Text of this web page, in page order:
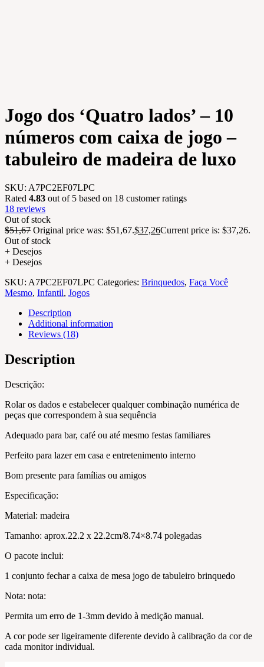
Jogo dos ‘Quatro lados’ – 10
números com caixa de jogo –
tabuleiro de madeira de luxo
SKU: A7PC2EF07LPC
Rated 4.83 out of 5 based on 18 customer ratings
18 reviews
Out of stock
$51,67 Original price was: $51,67.$37,26Current price is: $37,26.
Out of stock
+ Desejos
+ Desejos
SKU: A7PC2EF07LPC Categories: Brinquedos, Faça Você
Mesmo, Infantil, Jogos
Description
Additional information
Reviews (18)
Description
Descrição:
Rolar os dados e estabelecer qualquer combinação numérica de
peças que correspondem à sua sequência
Adequado para bar, café ou até mesmo festas familiares
Perfeito para lazer em casa e entretenimento interno
Bom presente para famílias ou amigos
Especificação:
Material: madeira
Tamanho: aprox.22.2 x 22.2cm/8.74×8.74 polegadas
O pacote inclui:
1 conjunto fechar a caixa de mesa jogo de tabuleiro brinquedo
Nota: nota:
Permita um erro de 1-3mm devido à medição manual.
A cor pode ser ligeiramente diferente devido à calibração da cor de
cada monitor individual.